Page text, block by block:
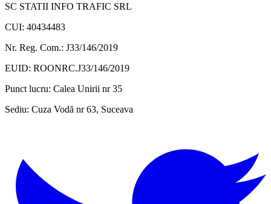
SC STATII INFO TRAFIC SRL
CUI: 40434483
Nr. Reg. Com.: J33/146/2019
EUID: ROONRC.J33/146/2019
Punct lucru: Calea Unirii nr 35
Sediu: Cuza Vodă nr 63, Suceava